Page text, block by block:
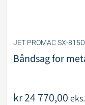
JET PROMAC SX-
Båndsag for
kr24 770,00